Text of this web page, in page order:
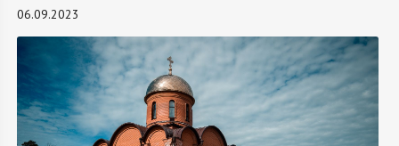
06.09.2023